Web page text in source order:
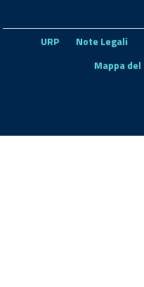
URP Note Legali
Mappa del